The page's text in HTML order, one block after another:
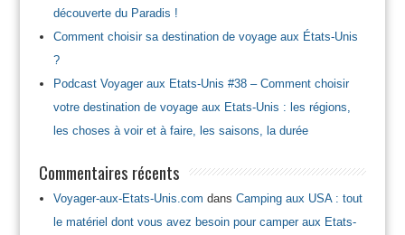
découverte du Paradis !
Comment choisir sa destination de voyage aux États-Unis
?
Podcast Voyager aux Etats-Unis #38 – Comment choisir
votre destination de voyage aux Etats-Unis : les régions,
les choses à voir et à faire, les saisons, la durée
Commentaires récents
Voyager-aux-Etats-Unis.com dans Camping aux USA : tout
le matériel dont vous avez besoin pour camper aux Etats-